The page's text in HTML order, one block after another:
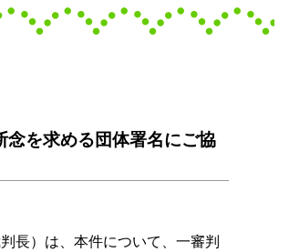
を求める団体署名にご協
長）は、本件について、一審判